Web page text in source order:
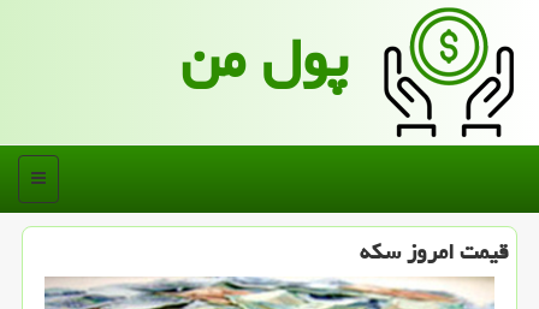
پول من
منو
قیمت امروز سكه